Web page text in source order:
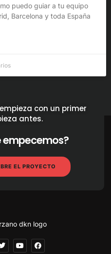
puedo guiar a tu equipo
Barcelona y toda España
con un primer
antes.
empecemos?
EL PROYECTO